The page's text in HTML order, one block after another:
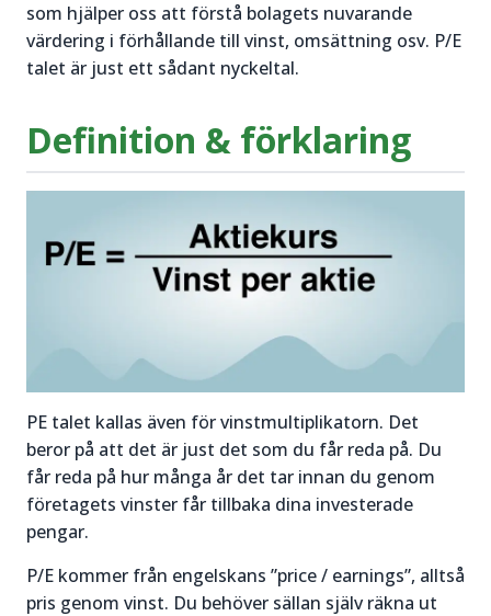
som hjälper oss att förstå bolagets nuvarande
värdering i förhållande till vinst, omsättning osv. P/E
talet är just ett sådant nyckeltal.
Definition & förklaring
PE talet kallas även för vinstmultiplikatorn. Det
beror på att det är just det som du får reda på. Du
får reda på hur många år det tar innan du genom
företagets vinster får tillbaka dina investerade
pengar.
P/E kommer från engelskans ”price / earnings”, alltså
pris genom vinst. Du behöver sällan själv räkna ut